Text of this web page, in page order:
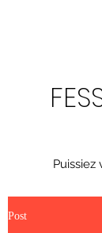
Puissiez
Post